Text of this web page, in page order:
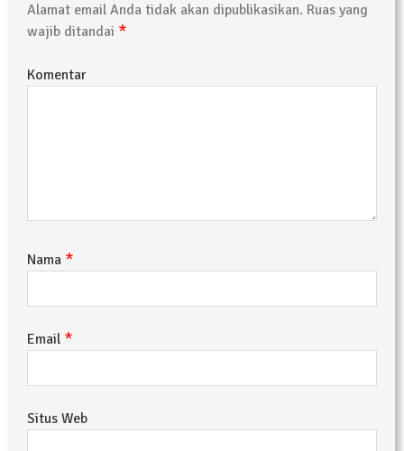
Alamat email Anda tidak akan dipublikasikan. Ruas yang
wajib ditandai *
Komentar
Nama *
Email *
Situs Web